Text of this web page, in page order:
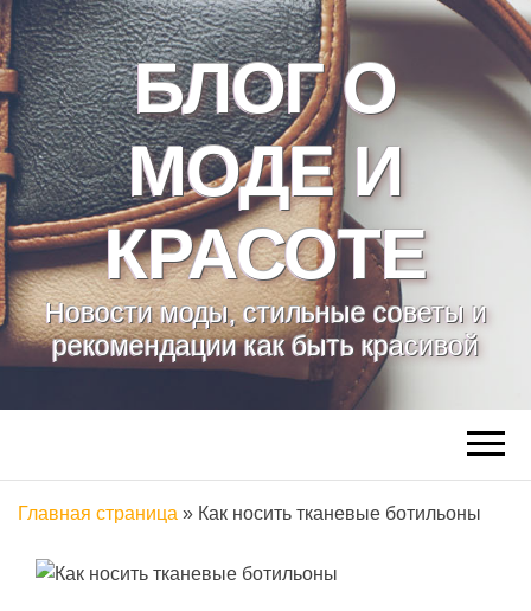
БЛОГ О
МОДЕ И
КРАСОТЕ
Новости моды, стильные советы и
рекомендации как быть красивой
Главная страница » Как носить тканевые ботильоны